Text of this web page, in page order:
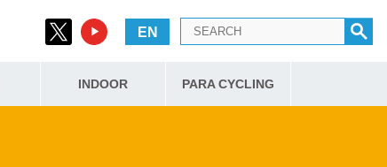
EN
INDOOR PARA CYCLING